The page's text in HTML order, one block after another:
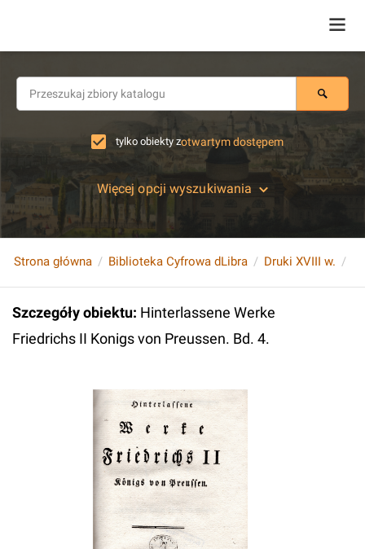
tylko obiekty zotwartym dostępem
Więcej opcji wyszukiwania
Strona główna Biblioteka Cyfrowa dLibra Druki XVIII w.
Szczegóły obiektu: Hinterlassene Werke
Friedrichs II Konigs von Preussen. Bd. 4.